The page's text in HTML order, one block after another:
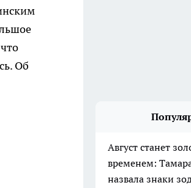
Об
Август станет
временем:
назвала знаки